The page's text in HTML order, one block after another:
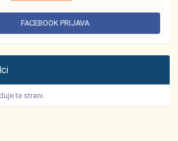
FACEBOOK PRIJAVA
te strani.